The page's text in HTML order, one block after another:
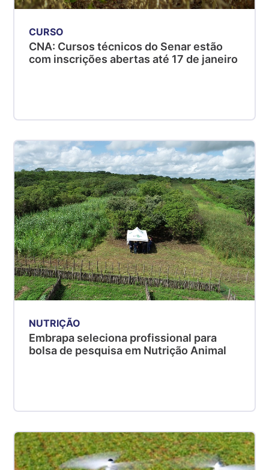
CURSO
CNA: Cursos técnicos do Senar estão
com inscrições abertas até 17 de janeiro
NUTRIÇÃO
Embrapa seleciona profissional para
bolsa de pesquisa em Nutrição Animal